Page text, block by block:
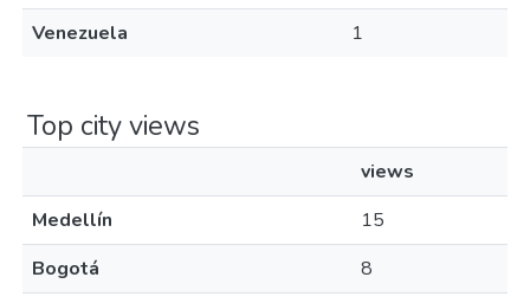
Venezuela
1
Top city views
views
Medellín
15
Bogotá
8